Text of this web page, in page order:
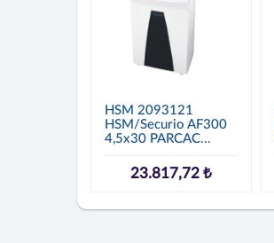
HSM 2093121
HSM/Securio AF300
4,5x30 PARCAC...
23.817,72 ₺